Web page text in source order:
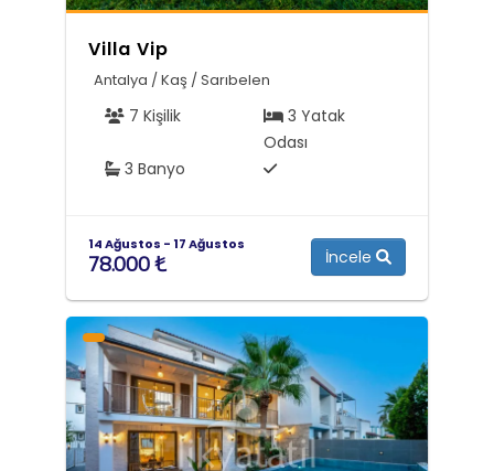
Villa Vip
Antalya / Kaş / Sarıbelen
7 Kişilik
3 Yatak
Odası
3 Banyo
14 Ağustos - 17 Ağustos
78.000 ₺ İncele